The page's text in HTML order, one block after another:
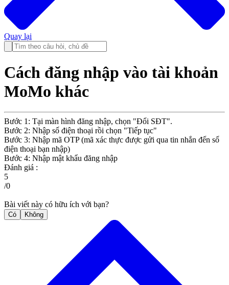
Quay lại
Cách đăng nhập vào tài khoản
MoMo khác
Bước 1: Tại màn hình đăng nhập, chọn "Đổi SĐT".
Bước 2: Nhập số điện thoại rồi chọn "Tiếp tục"
Bước 3: Nhập mã OTP (mã xác thực được gửi qua tin nhắn đến số
điện thoại bạn nhập)
Bước 4: Nhập mật khẩu đăng nhập
Đánh giá :
5
/0
Bài viết này có hữu ích với bạn?
Có Không